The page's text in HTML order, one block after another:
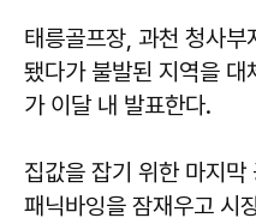
태릉골프장, 과천 청사
됐다가 불발된 지역을
가 이달 내 발표한다.
집값을 잡기 위한 마지막
패닉바잉을 잠재우고 시